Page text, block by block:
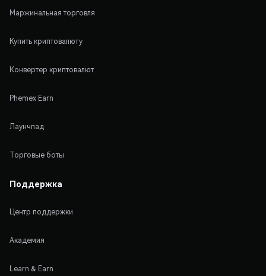
Маржинальная торговля
Купить криптовалюту
Конвертер криптовалют
Phemex Earn
Лаунчпад
Торговые боты
Поддержка
Центр поддержки
Академия
Learn & Earn